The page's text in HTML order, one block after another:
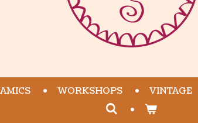
WORKSHOPS VINTAGE